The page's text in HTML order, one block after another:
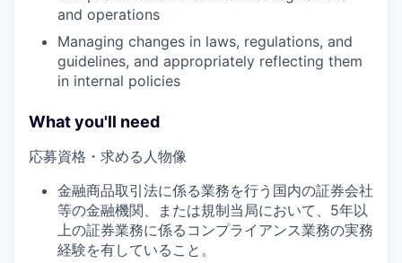
and operations
Managing changes in laws, regulations, and
guidelines, and appropriately reflecting them
in internal policies
What you'll need
応募資格・求める人物像
金融商品取引法に係る業務を行う国内の証券会社
等の金融機関、または規制当局において、5年以
上の証券業務に係るコンプライアンス業務の実務
経験を有していること。